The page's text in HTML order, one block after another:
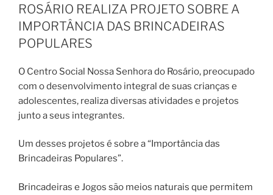
ROSÁRIO REALIZA PROJETO SOBRE A
IMPORTÂNCIA DAS BRINCADEIRAS
POPULARES
O Centro Social Nossa Senhora do Rosário, preocupado
com o desenvolvimento integral de suas crianças e
adolescentes, realiza diversas atividades e projetos
junto a seus integrantes.
Um desses projetos é sobre a “Importância das
Brincadeiras Populares”.
Brincadeiras e Jogos são meios naturais que permitem